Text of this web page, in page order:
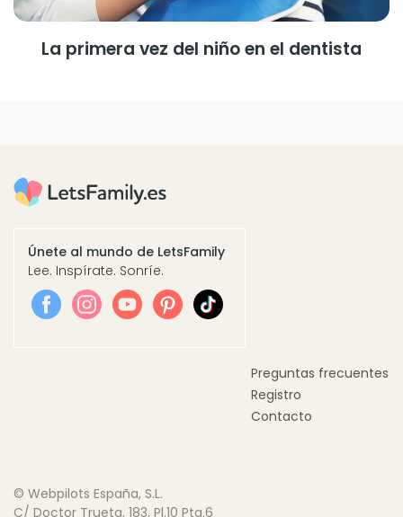
La primera vez del niño en el dentista
Únete al mundo de LetsFamily
Lee. Inspírate. Sonríe.
Preguntas frecuentes
Registro
Contacto
© Webpilots España, S.L.
C/ Doctor Trueta, 183, Pl.10 Pta.6